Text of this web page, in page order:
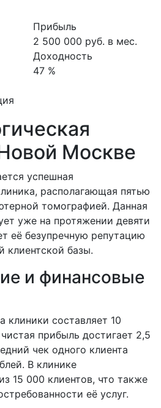
Прибыль
2 500 000 руб. в мес.
Доходность
47 %
Москве
успешная
располагающая пятью
томографией. Данная
уже на протяжении девяти
её безупречную репутацию
клиентской базы.
и финансовые
клиники составляет 10
прибыль достигает 2,5
чек одного клиента
В клинике
15 000 клиентов, что также
её услуг.